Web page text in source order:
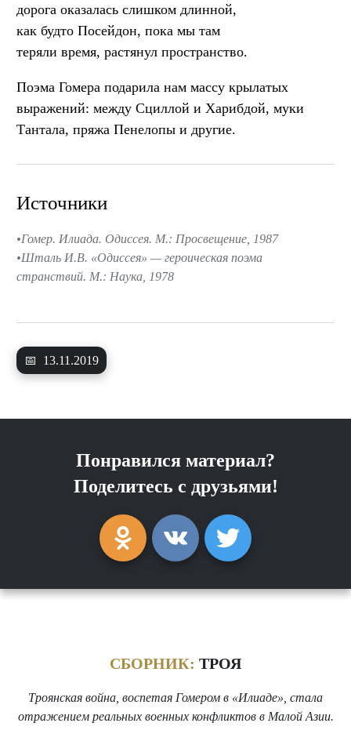
дорога оказалась слишком длинной,
как будто Посейдон, пока мы там
теряли время, растянул пространство.
Поэма Гомера подарила нам массу крылатых
выражений: между Сциллой и Харибдой, муки
Тантала, пряжа Пенелопы и другие.
📅 13.11.2019
Источники
Гомер. Илиада. Одиссея. М.: Просвещение, 1987
Шталь И.В. «Одиссея» — героическая поэма
странствий. М.: Наука, 1978
Понравился материал?
Поделитесь с друзьями!
СБОРНИК: ТРОЯ
Троянская война, воспетая Гомером в «Илиаде», стала
отражением реальных военных конфликтов в Малой Азии.